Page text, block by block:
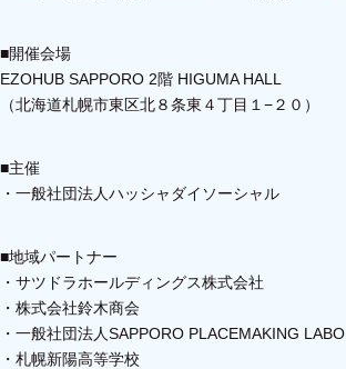
■開催会場
EZOHUB SAPPORO 2階 HIGUMA HALL
（北海道札幌市東区北８条東４丁目１−２０）
■主催
・一般社団法人ハッシャダイソーシャル
■地域パートナー
・サツドラホールディングス株式会社
・株式会社鈴木商会
・一般社団法人SAPPORO PLACEMAKING LABO
・札幌新陽高等学校